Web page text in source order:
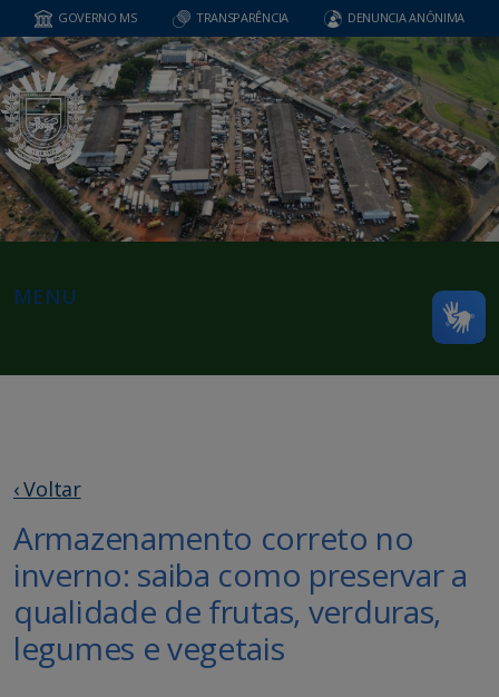
GOVERNO MS TRANSPARÊNCIA DENUNCIA ANÔNIMA
MENU
‹ Voltar
Armazenamento correto no
inverno: saiba como preservar a
qualidade de frutas, verduras,
legumes e vegetais